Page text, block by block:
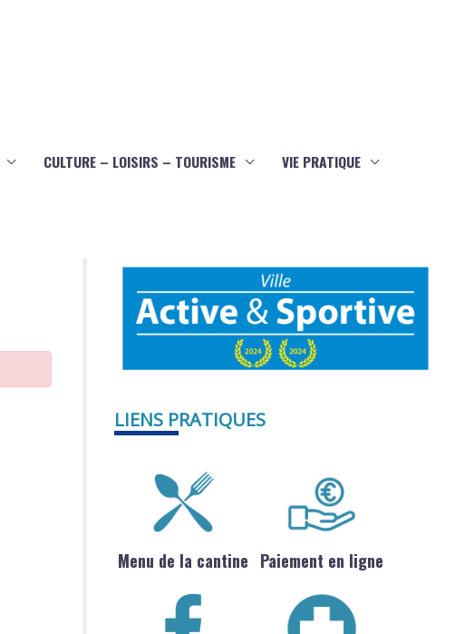
CULTURE – LOISIRS – TOURISME VIE PRATIQUE
LIENS PRATIQUES
Menu de la cantine Paiement en ligne